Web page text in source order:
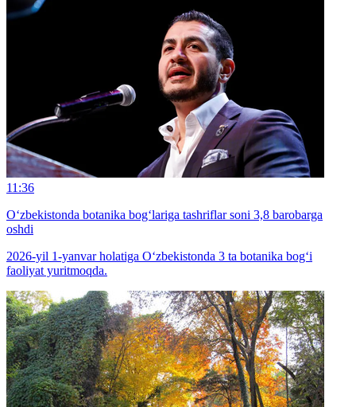
11:36
O‘zbekistonda botanika bog‘lariga tashriflar soni 3,8 barobarga
oshdi
2026-yil 1-yanvar holatiga O‘zbekistonda 3 ta botanika bog‘i
faoliyat yuritmoqda.